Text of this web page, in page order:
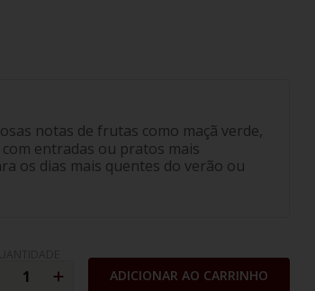
notas de frutas como maçã verde,
entradas ou pratos mais
os dias mais quentes do verão ou
ADICIONAR AO CARRINHO